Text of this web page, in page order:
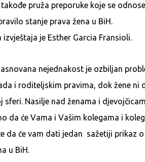
pruža preporuke koje se
stanje prava žena u BiH.
je Esther Garcia Fransioli.
nejednakost je ozbiljan
i roditeljskim pravima, dok žene ni
sferi. Nasilje nad ženama i
da će Vama i Vašim kolegama i
da će vam dati jedan sažetiji prikaz
u BiH.